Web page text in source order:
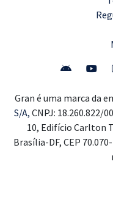
Gran é uma marca da
S/A, CNPJ: 18.260.822/
10, Edifício Carlton
Brasília-DF, CEP